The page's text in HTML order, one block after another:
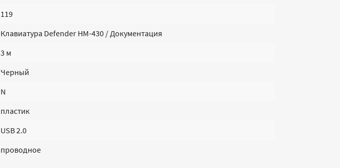
119
Клавиатура Defender HM-430 / Документация
3 м
Черный
N
пластик
USB 2.0
проводное